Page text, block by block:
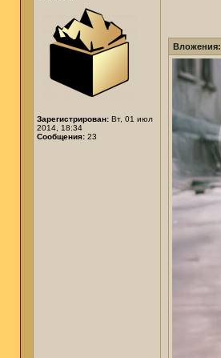
Зарегистрирован: Вт, 01 июл
2014, 18:34
Сообщения: 23
Вложения: